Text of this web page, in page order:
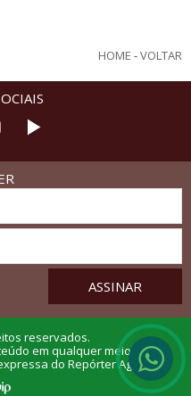
HOME -VOLTAR
reservados.
em qualquer meio de
do Repórter Agro.